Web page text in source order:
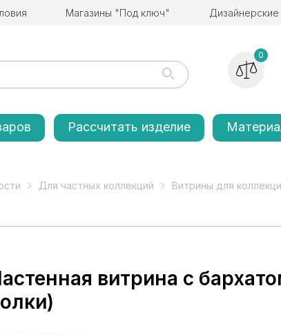
Магазины "Под ключ"
0
Рассчитать изделие
Для частных коллекций Витрины для
витрина с